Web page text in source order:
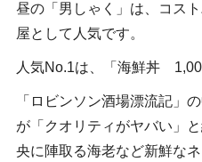
昼の「男しゃく」は、コス
屋として人気です。
人気No.1は、「海鮮丼
「ロビンソン酒場漂流記」
が「クオリティがヤバい」
央に陣取る海老など新鮮な